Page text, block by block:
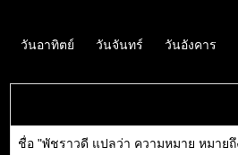
วันอาทิตย์ วันจันทร์ วันอังคาร
ชื่อ "พัชราวดี แปลว่า ความหมาย หมายถึ